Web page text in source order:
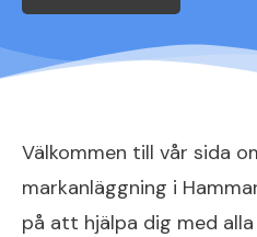
Välkommen till vår sida
markanläggning i
på att hjälpa dig med